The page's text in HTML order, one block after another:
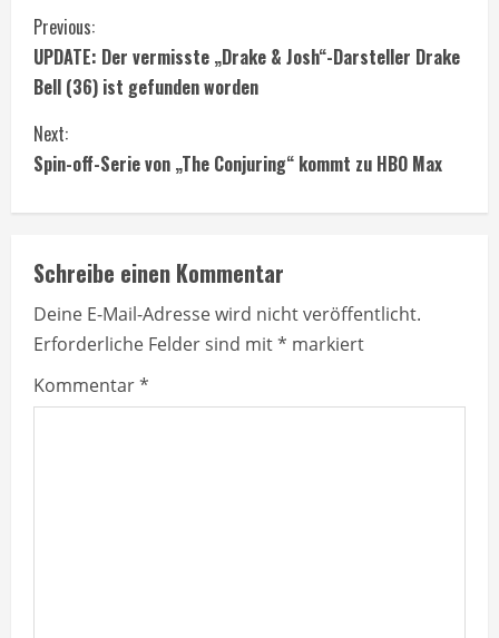
C
o
n
t
i
n
u
e
R
Previous:
UPDATE: Der vermisste „Drake & Josh“-Darsteller Drake
Bell (36) ist gefunden worden
Next:
Spin-off-Serie von „The Conjuring“ kommt zu HBO Max
Schreibe einen Kommentar
Deine E-Mail-Adresse wird nicht veröffentlicht.
Erforderliche Felder sind mit* markiert
Kommentar*